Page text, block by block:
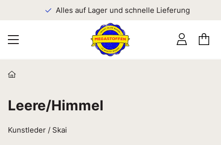
Alles auf Lager und schnelle Lieferung
Leere/Himmel
Kunstleder / Skai